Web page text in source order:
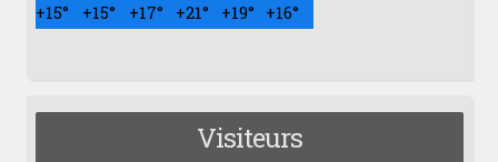
+15° +15° +17° +21° +19° +16°
Visiteurs